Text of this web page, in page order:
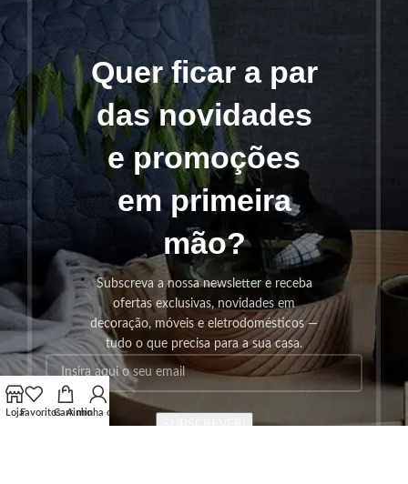
Quer ficar a par
das novidades
e promoções
em primeira
mão?
Subscreva a nossa newsletter e receba
ofertas exclusivas, novidades em
decoração, móveis e eletrodomésticos —
tudo o que precisa para a sua casa.
LojaFavoritosCarrinho
A minha conta